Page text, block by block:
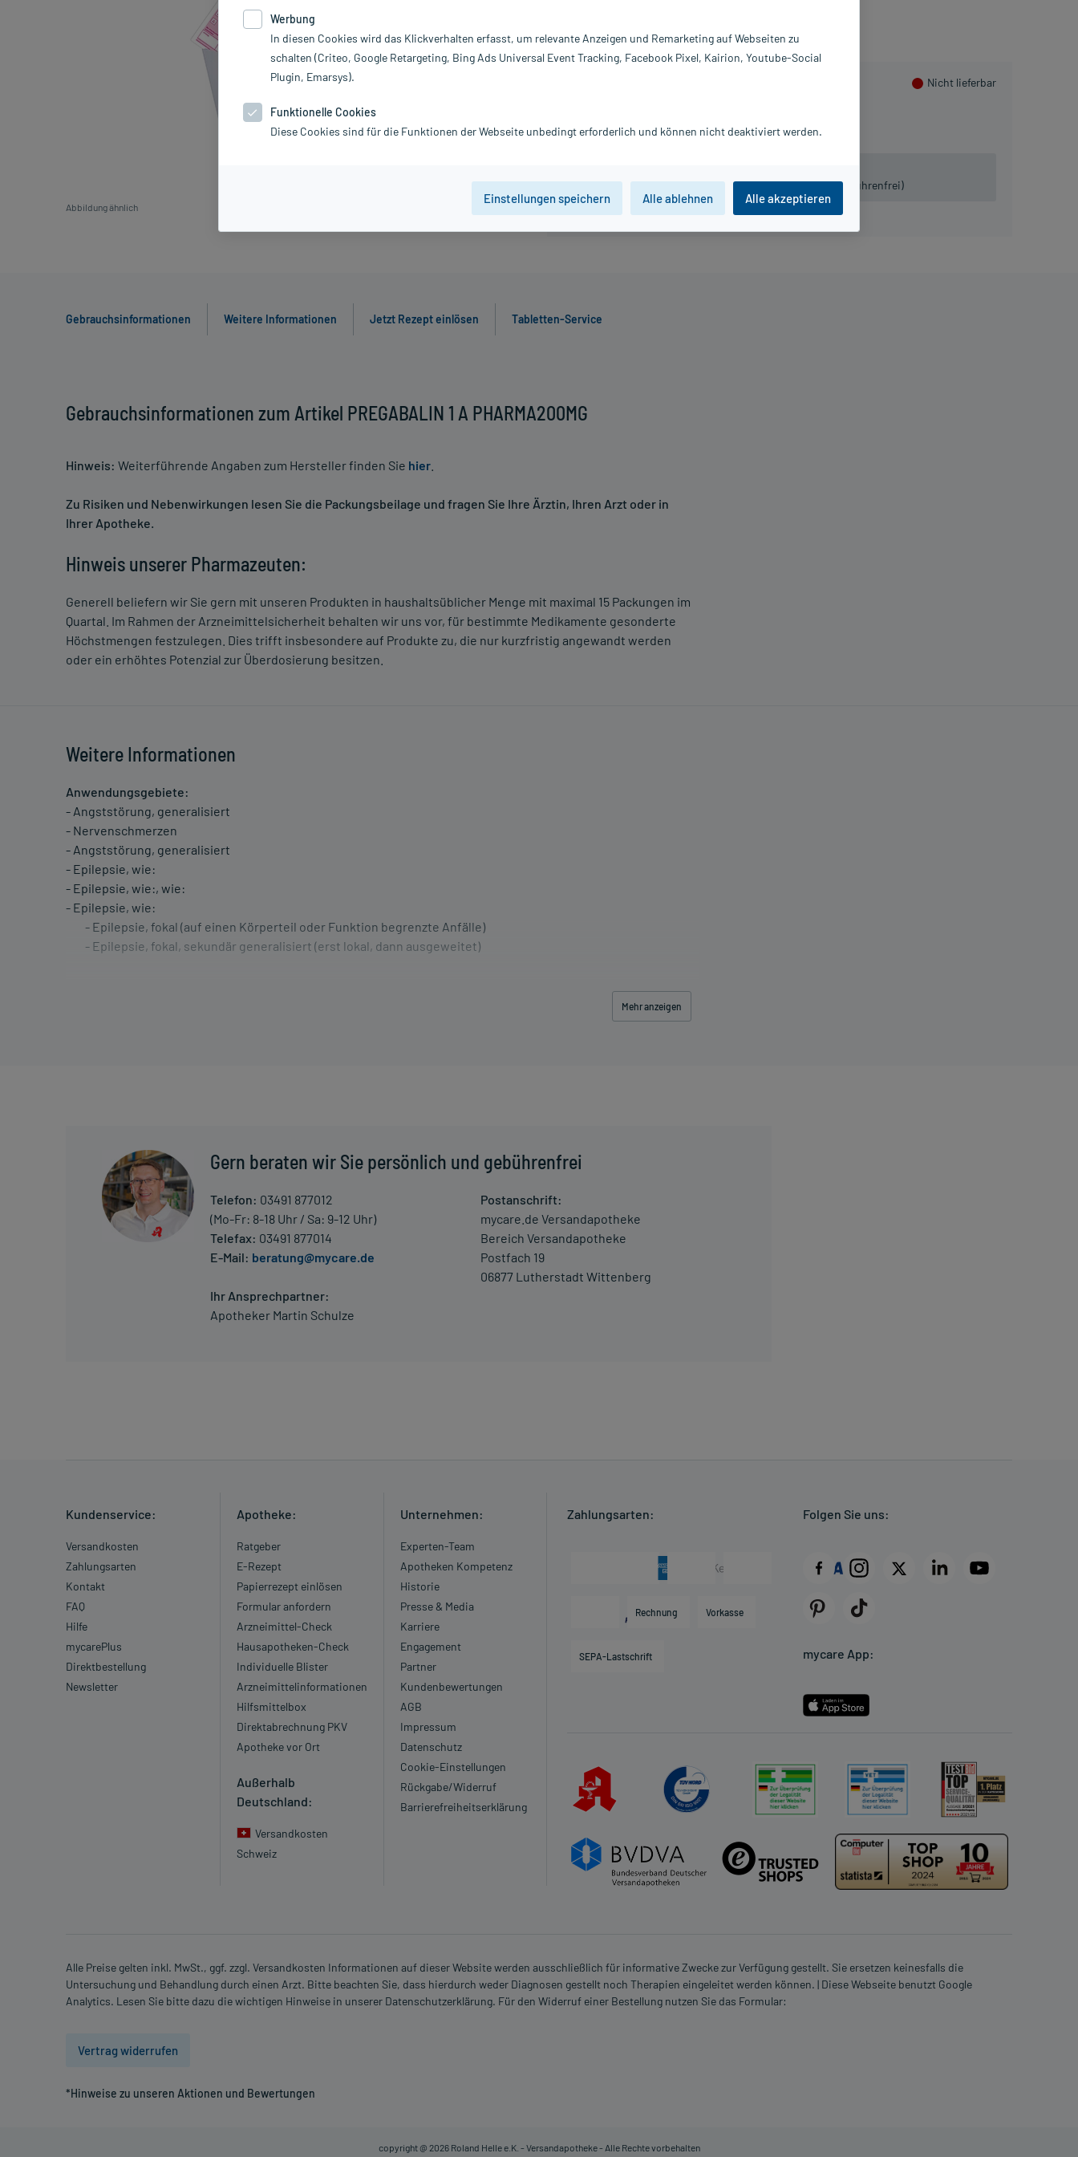
Abbildung ähnlich
inkl. MwSt. Gratis-Versandinnerhalb D.
Nicht lieferbar
Beratung für Produktalternativen:Tel. 03491-8770120 (gebührenfrei)
Gebrauchsinformationen Weitere Informationen Jetzt Rezept einlösen Tabletten-Service
Gebrauchsinformationen zum Artikel PREGABALIN 1 A PHARMA200MG
Hinweis: Weiterführende Angaben zum Hersteller finden Sie hier
Zu Risiken und Nebenwirkungen lesen Sie die Packungsbeilage und fragen Sie Ihre Ärztin, Ihren Arzt oder in
Ihrer Apotheke.
Hinweis unserer Pharmazeuten:
Generell beliefern wir Sie gern mit unseren Produkten in haushaltsüblicher Menge mit maximal 15 Packungen im
Quartal. Im Rahmen der Arzneimittelsicherheit behalten wir uns vor, für bestimmte Medikamente gesonderte
Höchstmengen festzulegen. Dies trifft insbesondere auf Produkte zu, die nur kurzfristig angewandt werden
oder ein erhöhtes Potenzial zur Überdosierung besitzen.
Weitere Informationen
Anwendungsgebiete:
- Angststörung, generalisiert
- Nervenschmerzen
- Angststörung, generalisiert
- Epilepsie, wie:
- Epilepsie, wie:, wie:
- Epilepsie, wie:
- Epilepsie, fokal (auf einen Körperteil oder Funktion begrenzte Anfälle)
- Epilepsie, fokal, sekundär generalisiert (erst lokal, dann ausgeweitet)
Art der Anwendung?
Nehmen Sie das Arzneimittel mit Flüssigkeit (z.B. 1 Glas Wasser) ein.
Dauer der Anwendung?
Die Anwendungsdauer richtet sich nach Art der Beschwerde und/oder Dauer der Erkrankung und wird deshalb
nur von Ihrem Arzt bestimmt. Prinzipiell ist die Dauer der Anwendung zeitlich nicht begrenzt, das Arzneimittel
kann daher längerfristig angewendet werden.
Bei einer Überdosierung kann es zu Schläfrigkeit, Verwirrtheit und Unruhe kommen. Setzen Sie sich bei dem
individuell abstimmt, sollten Sie das Arzneimittel daher nach seinen Anweisungen anwenden.
Gegenanzeigen:
Was spricht gegen eine Anwendung?
Immer:
- Überempfindlichkeit gegen die Inhaltsstoffe
Unter Umständen - sprechen Sie hierzu mit Ihrem Arzt oder Apotheker:
- Diabetes mellitus (Zuckerkrankheit)
Welche Altersgruppe ist zu beachten?
Ist Ihnen das Arzneimittel trotz einer Gegenanzeige verordnet worden, sprechen Sie mit Ihrem Arzt oder
Apotheker. Der therapeutische Nutzen kann höher sein, als das Risiko, das die Anwendung bei einer
Welche unerwünschten Wirkungen können auftreten?
Mehr anzeigen
Gern beraten wir Sie persönlich und gebührenfrei
Telefon: 03491 877012
(Mo-Fr: 8-18 Uhr / Sa: 9-12 Uhr)
Telefax: 03491 877014
E-Mail: beratung@mycare.de
Ihr Ansprechpartner:
Apotheker Martin Schulze
Postanschrift:
mycare.de Versandapotheke
Bereich Versandapotheke
Postfach 19
06877 Lutherstadt Wittenberg
Kundenservice:
Versandkosten
Zahlungsarten
Kontakt
FAQ
Hilfe
mycarePlus
Direktbestellung
Newsletter
Apotheke:
Ratgeber
E-Rezept
Papierrezept einlösen
Formular anfordern
Arzneimittel-Check
Hausapotheken-Check
Individuelle Blister
Arzneimittelinformationen
Hilfsmittelbox
Direktabrechnung PKV
Apotheke vor Ort
Außerhalb
Deutschland:
Versandkosten
Schweiz
Unternehmen:
Experten-Team
Apotheken Kompetenz
Historie
Presse & Media
Karriere
Engagement
Partner
Kundenbewertungen
AGB
Impressum
Datenschutz
Cookie-Einstellungen
Rückgabe/Widerruf
Barrierefreiheitserklärung
Zahlungsarten:
Rechnung Vorkasse
SEPA-Lastschrift
Folgen Sie uns:
mycare App:
Alle Preise gelten inkl. MwSt., ggf. zzgl. Versandkosten Informationen auf dieser Website werden ausschließlich für informative Zwecke zur Verfügung gestellt. Sie ersetzen keinesfalls die
Untersuchung und Behandlung durch einen Arzt. Bitte beachten Sie, dass hierdurch weder Diagnosen gestellt noch Therapien eingeleitet werden können. | Diese Webseite benutzt Google
Analytics. Lesen Sie bitte dazu die wichtigen Hinweise in unserer Datenschutzerklärung. Für den Widerruf einer Bestellung nutzen Sie das Formular:
Vertrag widerrufen
*Hinweise zu unseren Aktionen und Bewertungen
copyright @ 2026 Roland Helle e.K. - Versandapotheke - Alle Rechte vorbehalten
Werbung
In diesen Cookies wird das Klickverhalten erfasst, um relevante Anzeigen und Remarketing auf Webseiten zu
schalten (Criteo, Google Retargeting, Bing Ads Universal Event Tracking, Facebook Pixel, Kairion, Youtube-Social
Plugin, Emarsys).
Funktionelle Cookies
Diese Cookies sind für die Funktionen der Webseite unbedingt erforderlich und können nicht deaktiviert werden.
Einstellungen speichern Alle ablehnen Alle akzeptieren